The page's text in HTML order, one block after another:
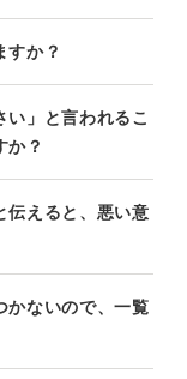
すか？
い」と言われるこ
か？
伝えると、悪い意
かないので、一覧